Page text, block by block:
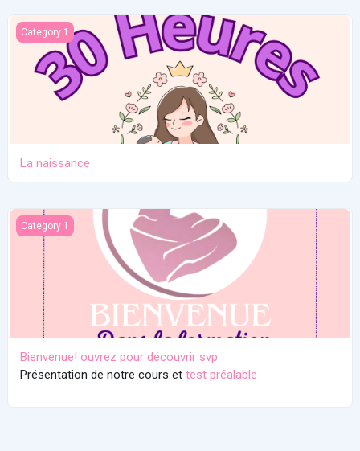
La naissance
Category 1
La naissance
Bienvenue! ouvrez pour découvrir svp
Category 1
Bienvenue! ouvrez pour découvrir svp
Présentation de notre cours et test préalable